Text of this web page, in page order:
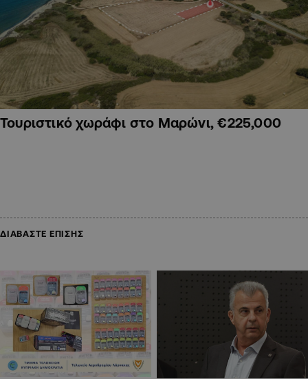
Τουριστικό χωράφι στο Μαρώνι, €225,000
ΔΙΑΒΑΣΤΕ ΕΠΙΣΗΣ